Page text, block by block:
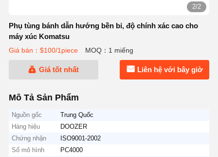
2/2
Phụ tùng bánh dẫn hướng bền bỉ, độ chính xác cao cho
máy xúc Komatsu
Giá bán：$100/1piece MOQ：1 miếng
Giá tốt nhất Liên hệ với bây giờ
Mô Tả Sản Phẩm
Nguồn gốc
Trung Quốc
Hàng hiệu
DOOZER
Chứng nhận
ISO9001-2002
Số mô hình
PC4000